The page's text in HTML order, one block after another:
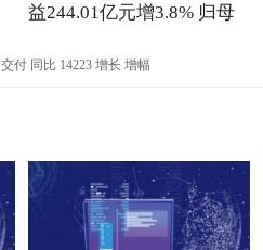
益244.01亿元增3.8% 归母
交付 同比 14223 增长 增幅